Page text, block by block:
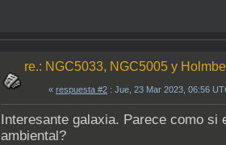
re.: NGC5033, NGC5005 y
« respuesta #2 : Jue, 23 Mar 2023, 06:56
Interesante galaxia. Parece como
ambiental?